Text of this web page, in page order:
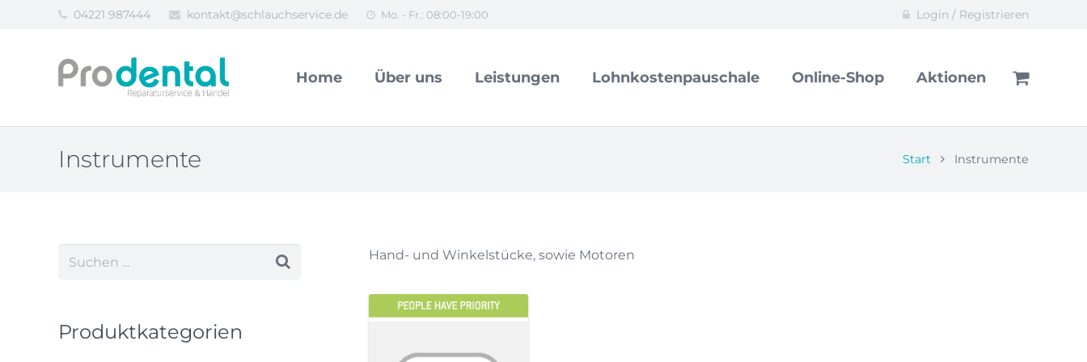
04221 987444 kontakt@schlauchservice.de Mo. - Fr.: 08:00-19:00 Login / Registrieren
Home Über uns Leistungen Lohnkostenpauschale Online-Shop Aktionen
Instrumente Start Instrumente
Hand- und Winkelstücke, sowie Motoren
Produktkategorien